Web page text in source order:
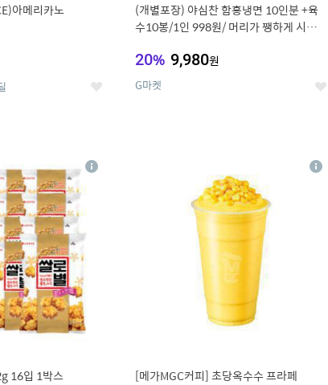
아메리카노
좋
(개별포장) 야심찬 함흥냉면 10인분 +육
수10봉/1인 998원/ 머리가 쨍하게 시원한
20% 9,980원
G마켓 좋
16입 1박스
상
[메가MGC커피] 초당옥수수 프라페
상